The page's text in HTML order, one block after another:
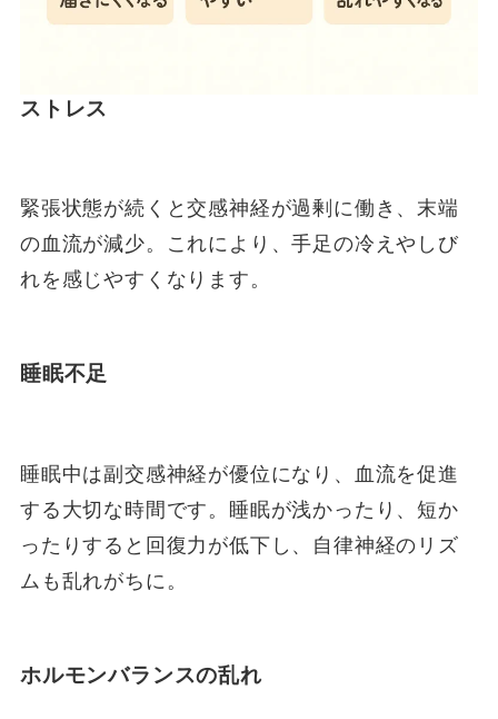
ストレス
緊張状態が続くと交感神経が過剰に働き、末端
の血流が減少。これにより、手足の冷えやしび
れを感じやすくなります。
睡眠不足
睡眠中は副交感神経が優位になり、血流を促進
する大切な時間です。睡眠が浅かったり、短か
ったりすると回復力が低下し、自律神経のリズ
ムも乱れがちに。
ホルモンバランスの乱れ